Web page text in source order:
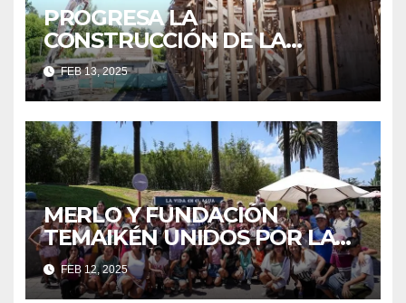
PROGRESA LA
CONSTRUCCIÓN DE LA
NUEVA SECUNDARIA EN
PONTEVEDRA
FEB 13, 2025
MERLO Y FUNDACIÓN
TEMAIKÉN UNIDOS POR LA
EDUCACIÓN Y EL MEDIO
AMBIENTE
FEB 12, 2025